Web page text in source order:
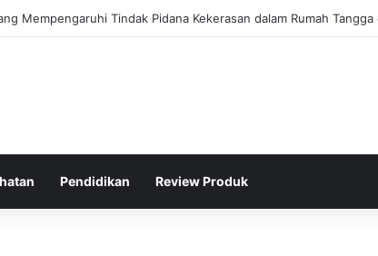
Dalam Penanganan Kejahatan Siber di Indonesia
Pendidikan Review Produk